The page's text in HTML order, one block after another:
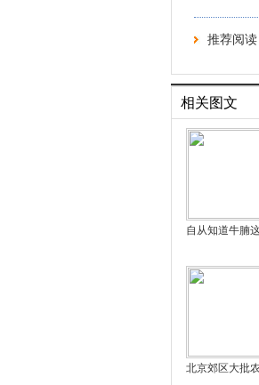
推荐阅读
相关图文
自从知道牛腩
北京郊区大批